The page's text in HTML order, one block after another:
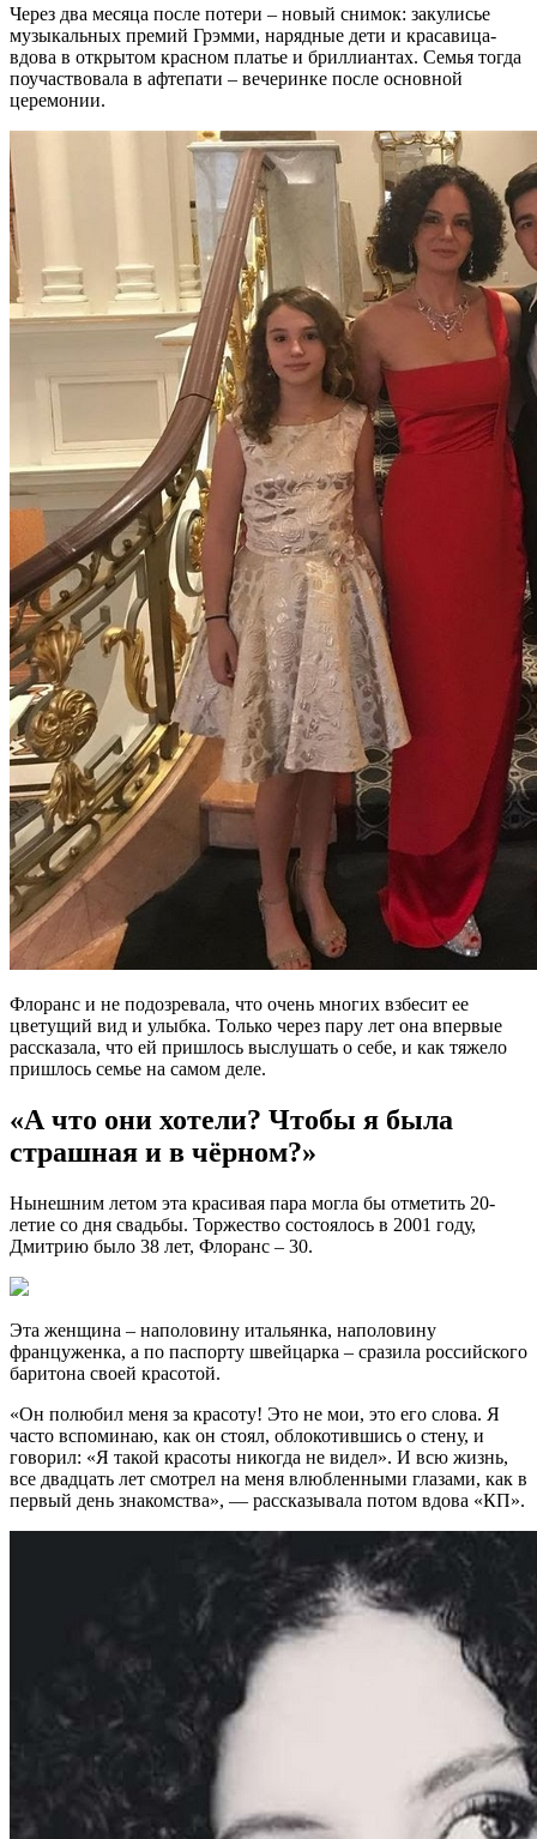
Через два месяца после потери – новый снимок: закулисье
музыкальных премий Грэмми, нарядные дети и красавица-
вдова в открытом красном платье и бриллиантах. Семья тогда
поучаствовала в афтепати – вечеринке после основной
церемонии.
Флоранс и не подозревала, что очень многих взбесит ее
цветущий вид и улыбка. Только через пару лет она впервые
рассказала, что ей пришлось выслушать о себе, и как тяжело
пришлось семье на самом деле.
«А что они хотели? Чтобы я была
страшная и в чёрном?»
Нынешним летом эта красивая пара могла бы отметить 20-
летие со дня свадьбы. Торжество состоялось в 2001 году,
Дмитрию было 38 лет, Флоранс – 30.
Эта женщина – наполовину итальянка, наполовину
француженка, а по паспорту швейцарка – сразила российского
баритона своей красотой.
«Он полюбил меня за красоту! Это не мои, это его слова. Я
часто вспоминаю, как он стоял, облокотившись о стену, и
говорил: «Я такой красоты никогда не видел». И всю жизнь,
все двадцать лет смотрел на меня влюбленными глазами, как в
первый день знакомства», — рассказывала потом вдова «КП».